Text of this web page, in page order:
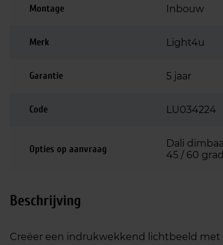
Montage Inbouw
Merk Light4u
Garantie 5 jaar
Code LU034224
Opties op aanvraag
Dali
45 / 60
Beschrijving
Creëer een indrukwekkend lichtbeeld met